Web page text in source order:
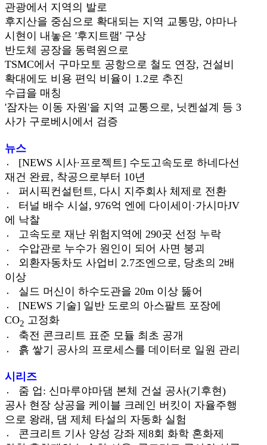
관광에서 지역의 발로
후지산을 중심으로 확대되는 지역 교통망, 야마나
시현이 내놓은 '후지트램' 구상
반도체 공장을 동력원으로
TSMC에서 구마모토 공항으로 철도 연장, 건설비
확대에도 비용 편익 비율이 1.2로 추진
수급을 매칭
'잠자는 이동 자원'을 지역 교통으로, 닛켄설계 등 3
사가 구로베시에서 검증
뉴스
〮 [NEWS 시사∙프로젝트] 수도고속도로 하네다선
재건 완료, 착공으로부터 10년
〮 퍼시픽컨설턴트, 다시 지주회사 체제로 전환
〮 터널 배수 시설, 976억 엔에 다이세이·가시마JV
에 낙찰
〮 고속도로 재난 위험지역에 290곳 선정 누락
〮 수압관로 누수가 원인이 되어 사면 붕괴
〮 외환자동차도 사업비 2.7조엔으로, 당초의 2배
이상
〮 실드 머신이 하수도관을 20m 이상 뚫어
〮 [NEWS 기술] 일반 도로의 아스팔트 포장에
CO2 고정화
〮 축전 콘크리트 표준 모듈 최초 공개
〮 흙 쌓기 공사의 프로세스를 데이터로 일원 관리
시리즈
〮 줌 업: 신마루야마댐 본체 건설 공사(기후현)
공사 현장 상공을 케이블 크레인 버킷이 자율주행
으로 왕래, 댐 제체 타설의 자동화 실험
〮 콘크리트 기사 양성 강좌 제8회 화학 혼화제